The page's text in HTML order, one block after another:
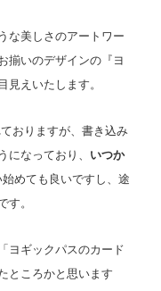
な美しさのアートワー
揃いのデザインの『ヨ
見えいたします。
おりますが、書き込み
になっており、 いつか
めても良いですし、途
す。
ヨギックパスのカード
ところかと思います